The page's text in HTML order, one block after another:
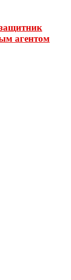
агентом